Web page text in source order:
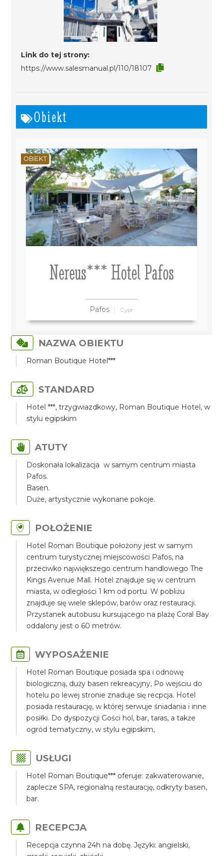
Link do tej strony:
https://www.salesmanual.pl/110/18107
Obiekt
Nereus*** Hotel Pafos
Pafos Cypr
OBIEKT
NAZWA OBIEKTU
Roman Boutique Hotel***
STANDARD
Hotel ***, trzygwiazdkowy, Roman Boutique Hotel, w
stylu egipskim
ATUTY
Doskonała lokalizacja w samym centrum miasta
Pafos.
Basen.
Duże, artystycznie wykonane pokoje.
POŁOŻENIE
Hotel Roman Boutique położony jest w samym
centrum turystycznej miejscowości Pafos, na
przeciwko największego centrum handlowego The
Kings Avenue Mall. Hotel znajduje się w centrum
miasta, w odległości 1 km od portu. W pobliżu
znajduje się wiele sklepów, barów oraz restauracji.
Przystanek autobusu kursującego na plażę Coral Bay
oddalony jest o 60 metrów.
WYPOSAŻENIE
Hotel Roman Boutique posiada spa i odnowę
biologiczną, duży basen rekreacyjny, Po wejściu do
hotelu po lewej stronie znaduje się recpcja. Hotel
posiada restaurację, w której serwuje śniadania i inne
posiłki. Do dyspozycji Gości hol, bar, taras, a także
ogród tematyczny, w stylu egipskim,
USŁUGI
Hotel Roman Boutique*** oferuje: zakwaterowanie,
zaplecze SPA, regionalną restaurację, odkryty basen,
bar.
RECEPCJA
Recepcja czynna 24h na dobę. Języki: angielski,